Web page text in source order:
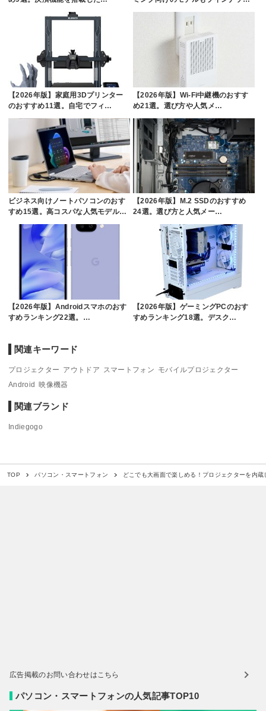
【2026年版】家庭用3Dプリンター
のおすすめ11選。自宅でフィ…
【2026年版】Wi-Fi中継機のおすす
め21選。選び方や人気メ…
ビジネス向けノートパソコンのおす
すめ15選。高コスパな人気モデル…
【2026年版】M.2 SSDのおすすめ
24選。選び方と人気メー…
【2026年版】Androidスマホのおす
すめランキング22選。…
【2026年版】ゲーミングPCのおす
すめランキング18選。デスク…
関連キーワード
プロジェクター アウトドア スマートフォン モバイルプロジェクター
Android
映像機器
関連ブランド
Indiegogo
TOP パソコン・スマートフォン どこでも大画面で楽しめる！プロジェクターを内
広告掲載のお問い合わせはこちら
パソコン・スマートフォンの人気記事TOP10